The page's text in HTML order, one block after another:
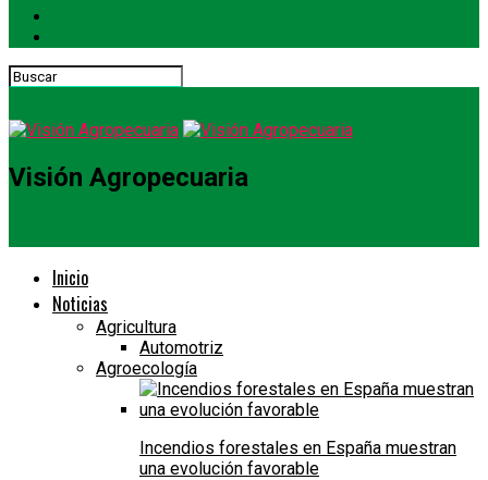
Visión Agropecuaria
Inicio
Noticias
Agricultura
Automotriz
Agroecología
Incendios forestales en España muestran
una evolución favorable